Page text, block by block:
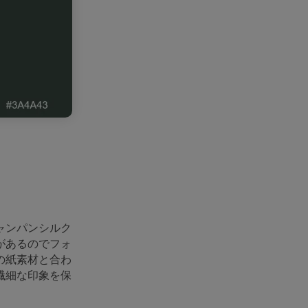
ンパンシルク
あるのでフォ
紙素材と合わ
細な印象を保